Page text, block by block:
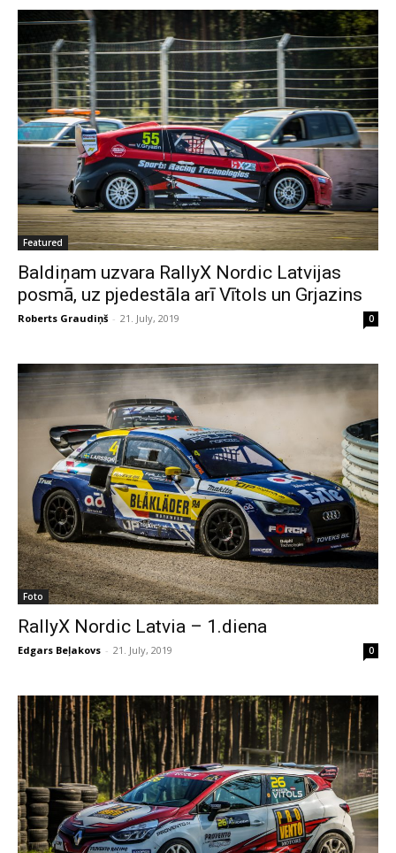
Featured
Baldiņam uzvara RallyX Nordic Latvijas
posmā, uz pjedestāla arī Vītols un Grjazins
Roberts Graudiņš - 21. July, 2019 0
Foto
RallyX Nordic Latvia – 1.diena
Edgars Beļakovs - 21. July, 2019 0